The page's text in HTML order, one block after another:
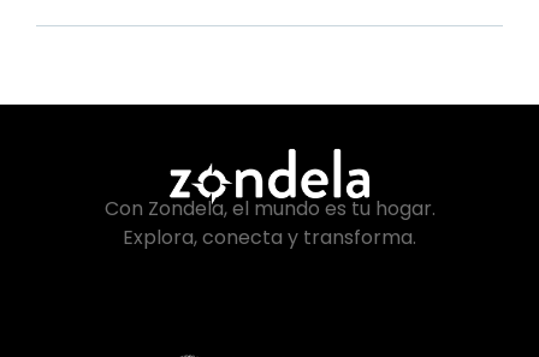
Con Zondela, el mundo es tu hogar.
Explora, conecta y transforma.